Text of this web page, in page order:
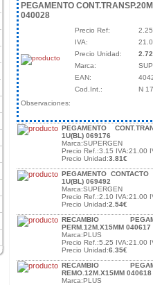
PEGAMENTO
040028
Precio Ref:
IVA:
Precio Unidad:
Marca:
EAN:
Cod.Int.:
N
Observaciones:
PEGAMENTO
1U(BL) 069176
Marca:SUPERGEN
Precio Ref.:3.15 IVA:21.00
Precio Unidad:3.81€
PEGAMENTO
1U(BL) 069492
Marca:SUPERGEN
Precio Ref.:2.10 IVA:21.00
Precio Unidad:2.54€
RECAMBIO
PERM.12M.X15MM 040617
Marca:PLUS
Precio Ref.:5.25 IVA:21.00
Precio Unidad:6.35€
RECAMBIO
REMO.12M.X15MM 040618
Marca:PLUS